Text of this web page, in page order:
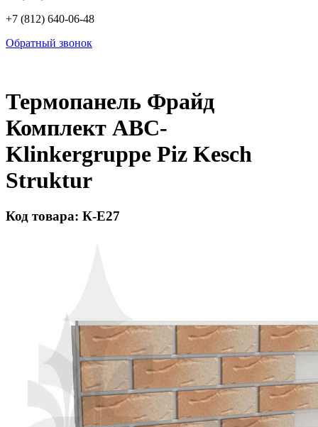
+7 (812) 640-06-48
Обратный звонок
Термопанель Фрайд
Комплект ABC-
Klinkergruppe Piz Kesch
Struktur
Код товара: К-Е27